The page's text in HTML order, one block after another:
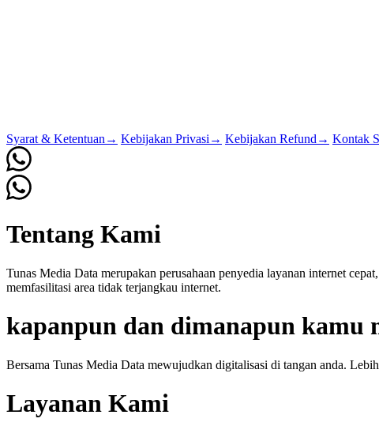
Syarat & Ketentuan → Kebijakan Privasi → Kebijakan Refund → Kontak
Tentang Kami
Tunas Media Data merupakan perusahaan penyedia layanan internet
memfasilitasi area tidak terjangkau internet.
kapanpun dan dimanapun kamu
Bersama Tunas Media Data mewujudkan digitalisasi di tangan anda.
Layanan Kami